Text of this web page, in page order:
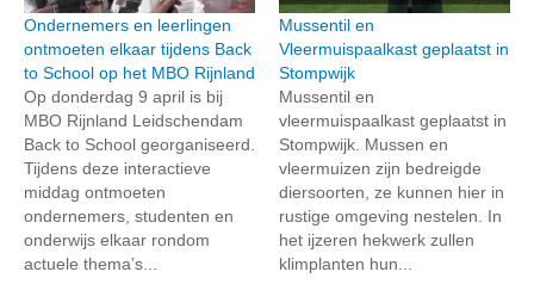
Ondernemers en leerlingen
ontmoeten elkaar tijdens Back
to School op het MBO Rijnland
Op donderdag 9 april is bij
MBO Rijnland Leidschendam
Back to School georganiseerd.
Tijdens deze interactieve
middag ontmoeten
ondernemers, studenten en
onderwijs elkaar rondom
actuele thema’s...
Mussentil en
Vleermuispaalkast geplaatst in
Stompwijk
Mussentil en
vleermuispaalkast geplaatst in
Stompwijk. Mussen en
vleermuizen zijn bedreigde
diersoorten, ze kunnen hier in
rustige omgeving nestelen. In
het ijzeren hekwerk zullen
klimplanten hun...